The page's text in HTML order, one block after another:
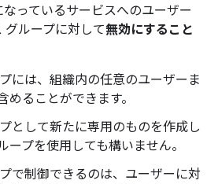
っているサービスへのユーザー
グループに対して無効にすること
には、組織内の任意のユーザーま
めることができます。
として新たに専用のものを作成し
ープを使用しても構いません。
で制御できるのは、ユーザーに対